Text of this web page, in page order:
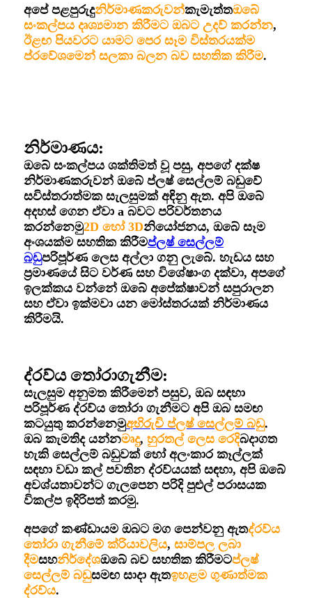
අපේ පළපුරුදුනිර්මාණකරුවන්කැමැත්තඔබේ
සංකල්පය දෘශ්‍යමාන කිරීමට ඔබට උදව් කරන්න,
ඊළඟ පියවරට යාමට පෙර සෑම විස්තරයක්ම
ප්රවේශමෙන් සලකා බලන බව සහතික කිරීම.
නිර්මාණය:
ඔබේ සංකල්පය ශක්තිමත් වූ පසු, අපගේ දක්ෂ
නිර්මාණකරුවන් ඔබේ ප්ලෂ් සෙල්ලම් බඩුවේ
සවිස්තරාත්මක සැලසුමක් අඳිනු ඇත. අපි ඔබේ
අදහස් ගෙන ඒවා a බවට පරිවර්තනය
කරන්නෙමු2D හෝ 3Dනියෝජනය, ඔබේ සෑම
අංශයක්ම සහතික කිරීමප්ලෂ් සෙල්ලම්
බඩුපරිපූර්ණ ලෙස අල්ලා ගනු ලැබේ. හැඩය සහ
ප්‍රමාණයේ සිට වර්ණ සහ විශේෂාංග දක්වා, අපගේ
ඉලක්කය වන්නේ ඔබේ අපේක්ෂාවන් සපුරාලන
සහ ඒවා ඉක්මවා යන මෝස්තරයක් නිර්මාණය
කිරීමයි.
ද්රව්ය තෝරාගැනීම:
සැලසුම අනුමත කිරීමෙන් පසුව, ඔබ සඳහා
පරිපූර්ණ ද්රව්ය තෝරා ගැනීමට අපි ඔබ සමඟ
කටයුතු කරන්නෙමුඅභිරුචි ප්ලෂ් සෙල්ලම් බඩු.
ඔබ කැමතිද යන්නමෘදු, හුරතල් ලෙස රෙදිබදාගත
හැකි සෙල්ලම් බඩුවක් හෝ අලංකාර කෑල්ලක්
සඳහා වඩා කල් පවතින ද්රව්යයක් සඳහා, අපි ඔබේ
අවශ්යතාවන්ට ගැලපෙන පරිදි පුළුල් පරාසයක
විකල්ප ඉදිරිපත් කරමු.
අපගේ කණ්ඩායම ඔබට මග පෙන්වනු ඇතද්රව්ය
තෝරා ගැනීමේ ක්රියාවලිය, සාම්පල ලබා
දීමසහනිර්දේශඔබේ බව සහතික කිරීමටප්ලෂ්
සෙල්ලම් බඩුසමඟ සාදා ඇතඉහළම ගුණාත්මක
ද්රව්ය.